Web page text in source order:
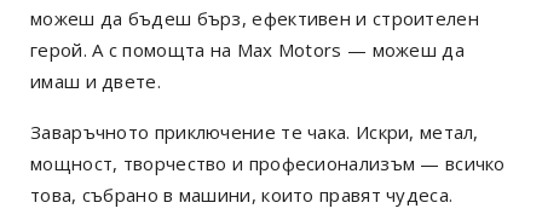
можеш да бъдеш бърз, ефективен и строителен
герой. А с помощта на Max Motors — можеш да
имаш и двете.
Заваръчното приключение те чака. Искри, метал,
мощност, творчество и професионализъм — всичко
това, събрано в машини, които правят чудеса.